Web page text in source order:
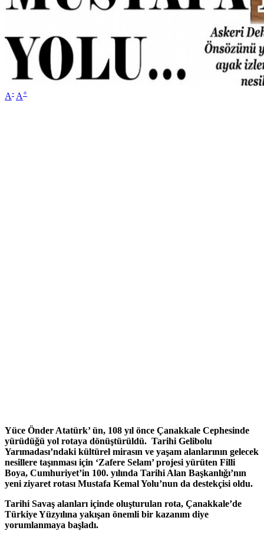
A- A+
Yüce Önder Atatürk’ ün, 108 yıl önce Çanakkale Cephesinde
yürüdüğü yol rotaya dönüştürüldü. Tarihi Gelibolu
Yarımadası’ndaki kültürel mirasın ve yaşam alanlarının gelecek
nesillere taşınması için ‘Zafere Selam’ projesi yürüten Filli
Boya, Cumhuriyet’in 100. yılında Tarihi Alan Başkanlığı’nın
yeni ziyaret rotası Mustafa Kemal Yolu’nun da destekçisi oldu.
Tarihi Savaş alanları içinde oluşturulan rota, Çanakkale’de
Türkiye Yüzyılına yakışan önemli bir kazanım diye
yorumlanmaya başladı.